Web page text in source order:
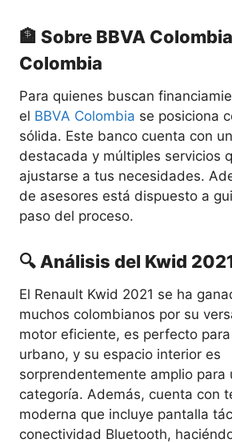
🏦 Sobre BBVA
Colombia
Para quienes buscan
el BBVA Colombia se posiciona
sólida. Este banco cuenta con
destacada y múltiples servicios
ajustarse a tus necesidades.
de asesores está dispuesto a
paso del proceso.
🔍 Análisis del Kwid
El Renault Kwid 2021 se ha
muchos colombianos por su
motor eficiente, es perfecto
urbano, y su espacio interior es
sorprendentemente amplio para
categoría. Además, cuenta con
moderna que incluye pantalla
conectividad Bluetooth,